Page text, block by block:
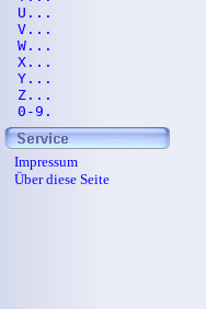
U...
V...
W...
X...
Y...
Z...
0-9.
Impressum
Über diese Seite